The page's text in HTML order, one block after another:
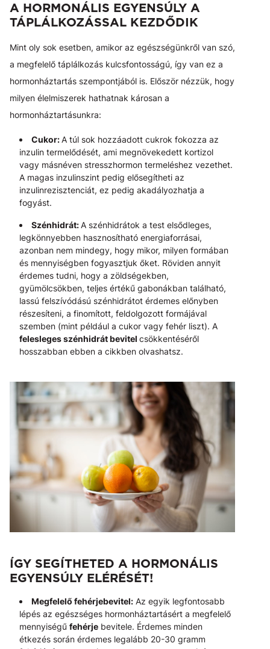
A HORMONÁLIS EGYENSÚLY A
TÁPLÁLKOZÁSSAL KEZDŐDIK
Mint oly sok esetben, amikor az egészségünkről van szó,
a megfelelő táplálkozás kulcsfontosságú, így van ez a
hormonháztartás szempontjából is. Először nézzük, hogy
milyen élelmiszerek hathatnak károsan a
hormonháztartásunkra:
Cukor: A túl sok hozzáadott cukrok fokozza az
inzulin termelődését, ami megnövekedett kortizol
vagy másnéven stresszhormon termeléshez vezethet.
A magas inzulinszint pedig elősegítheti az
inzulinrezisztenciát, ez pedig akadályozhatja a
fogyást.
Szénhidrát: A szénhidrátok a test elsődleges,
legkönnyebben hasznosítható energiaforrásai,
azonban nem mindegy, hogy mikor, milyen formában
és mennyiségben fogyasztjuk őket. Röviden annyit
érdemes tudni, hogy a zöldségekben,
gyümölcsökben, teljes értékű gabonákban található,
lassú felszívódású szénhidrátot érdemes előnyben
részesíteni, a finomított, feldolgozott formájával
szemben (mint például a cukor vagy fehér liszt). A
felesleges szénhidrát bevitel csökkentéséről
hosszabban ebben a cikkben olvashatsz.
ÍGY SEGÍTHETED A HORMONÁLIS
EGYENSÚLY ELÉRÉSÉT!
Megfelelő fehérjebevitel: Az egyik legfontosabb
lépés az egészséges hormonháztartásért a megfelelő
mennyiségű fehérje bevitele. Érdemes minden
étkezés során érdemes legalább 20-30 gramm